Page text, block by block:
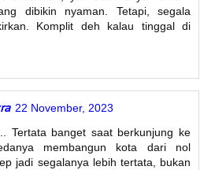
dibikin nyaman. Tetapi, segala
Komplit deh kalau tinggal di
22 November, 2023
Tertata banget saat berkunjung ke
membangun kota dari nol
jadi segalanya lebih tertata, bukan